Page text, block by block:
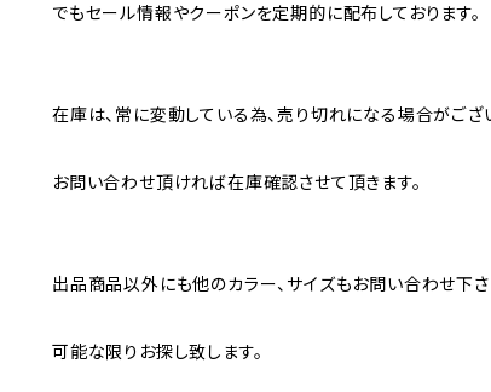
でもセール情報やクーポンを定期的に配布しております。
在庫は、常に変動している為、売り切れになる場合がござ
お問い合わせ頂ければ在庫確認させて頂きます。
出品商品以外にも他のカラー、サイズもお問い合わせ下さ
可能な限りお探し致します。